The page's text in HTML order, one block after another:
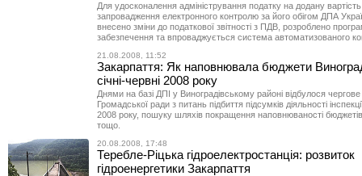
Для удосконалення адміністрування податку на додану
запровадження електронного контролю за його обігом ДПА
внесено зміни до податкової звітності з ПДВ, розроблено
забезпечення та впроваджується система автоматизованого
21.08.2008, 11:52
Закарпаття: Як наповнювала бюджети
січні-червні 2008 року
Днями на базі ДПІ у Виноградівському районі відбулося чергове
Громадської ради з питань підбиття підсумків діяльності
2008 року, пошуку шляхів покращення наповнюваності бюджетів
тощо.
20.08.2008, 17:48
Теребле-Ріцька гідроелектростанція: розвиток
гідроенергетики Закарпаття